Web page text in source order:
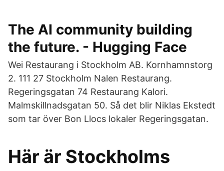
The AI community building
the future. - Hugging Face
Wei Restaurang i Stockholm AB. Kornhamnstorg
2. 111 27 Stockholm Nalen Restaurang.
Regeringsgatan 74 Restaurang Kalori.
Malmskillnadsgatan 50. Så det blir Niklas Ekstedt
som tar över Bon Llocs lokaler Regeringsgatan.
Här är Stockholms